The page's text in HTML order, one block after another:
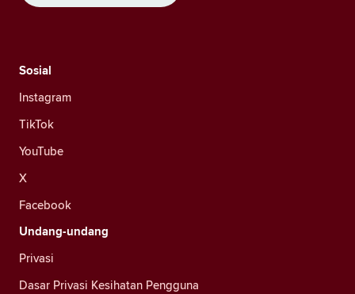
Sosial
Instagram
TikTok
YouTube
X
Facebook
Undang-undang
Privasi
Dasar Privasi Kesihatan Pengguna